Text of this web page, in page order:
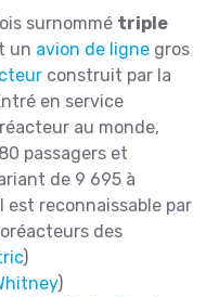
surnommé triple
un avion de ligne gros
construit par la
en service
au monde,
passagers et
de 9 695 à
est reconnaissable par
des
)
)